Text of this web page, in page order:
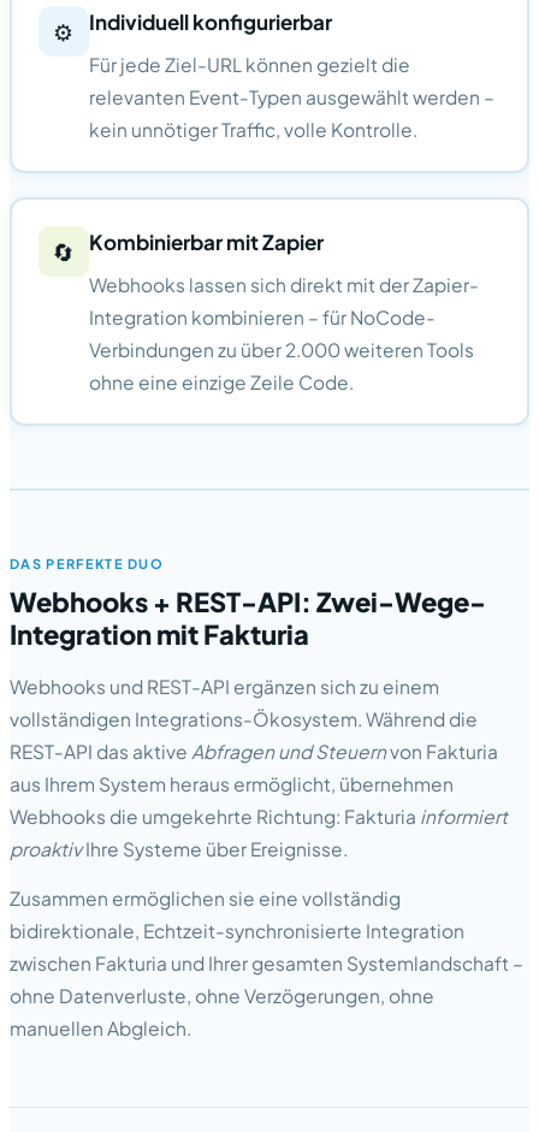
⚙️ Individuell konfigurierbar
Für jede Ziel-URL können gezielt die
relevanten Event-Typen ausgewählt werden –
kein unnötiger Traffic, volle Kontrolle.
🔄 Kombinierbar mit Zapier
Webhooks lassen sich direkt mit der Zapier-
Integration kombinieren – für NoCode-
Verbindungen zu über 2.000 weiteren Tools
ohne eine einzige Zeile Code.
DAS PERFEKTE DUO
Webhooks + REST-API: Zwei-Wege-
Integration mit Fakturia
Webhooks und REST-API ergänzen sich zu einem
vollständigen Integrations-Ökosystem. Während die
REST-API das aktive Abfragen und Steuernvon Fakturia
aus Ihrem System heraus ermöglicht, übernehmen
Webhooks die umgekehrte Richtung: Fakturia informiert
proaktivIhre Systeme über Ereignisse.
Zusammen ermöglichen sie eine vollständig
bidirektionale, Echtzeit-synchronisierte Integration
zwischen Fakturia und Ihrer gesamten Systemlandschaft –
ohne Datenverluste, ohne Verzögerungen, ohne
manuellen Abgleich.